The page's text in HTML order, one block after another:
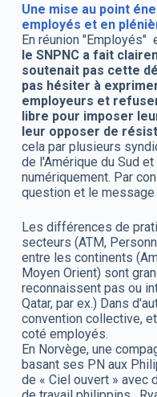
Une mise au point
employés et en
En réunion "Employés"
le SNPNC a fait
soutenait pas cette
pas hésiter à
employeurs et
libre pour imposer
leur opposer de
cela par plusieurs
de l'Amérique du Sud
numériquement. Par
question et le
Les différences de
secteurs (ATM,
entre les continents
Moyen Orient) sont
reconnaissent pas ou
Qatar, par ex.) Dans
convention collective,
coté employés.
En Norvège, une
basant ses PN aux
de « Ciel ouvert » avec